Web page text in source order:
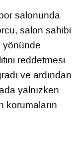
salonunda
salon sahibi
yönünde
reddetmesi
ve ardından
yalnızken
korumaların